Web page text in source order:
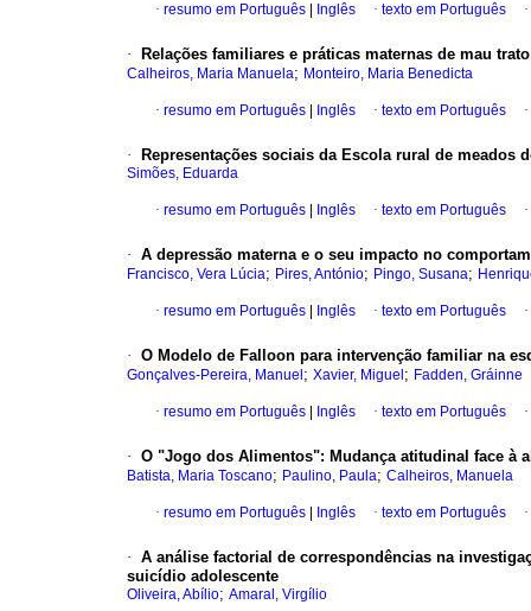
· resumo em Português Inglês · texto em Português ·
· Relações familiares e práticas maternas de mau
Calheiros, Maria Manuela; Monteiro, Maria Benedicta
· resumo em Português Inglês · texto em Português ·
· Representações sociais da Escola rural de meados
Simões, Eduarda
· resumo em Português Inglês · texto em Português ·
· A depressão materna e o seu impacto no
Francisco, Vera Lúcia; Pires, António; Pingo, Susana;
· resumo em Português Inglês · texto em Português ·
· O Modelo de Falloon para intervenção familiar na
Gonçalves-Pereira, Manuel ; Xavier, Miguel ; Fadden, Gráinne
· resumo em Português Inglês · texto em Português ·
· O "Jogo dos Alimentos": Mudança atitudinal face à
Batista, Maria Toscano; Paulino, Paula; Calheiros, Manuela
· resumo em Português Inglês · texto em Português ·
· A análise factorial de correspondências na
suicídio adolescente
Oliveira, Abílio; Amaral, Virgílio